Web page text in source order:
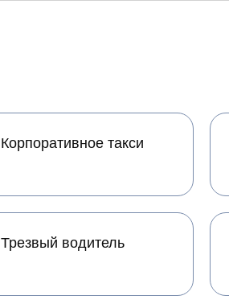
Корпоративное такси
Трезвый водитель